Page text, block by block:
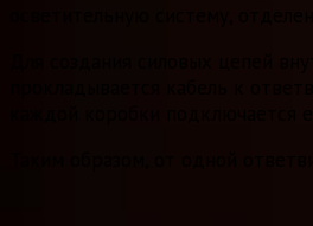
осветительную систему,
Для создания силовых цепей
прокладывается кабель к
каждой коробки
Таким образом, от одной